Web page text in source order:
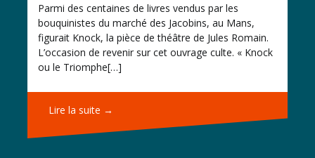
Parmi des centaines de livres vendus par les
bouquinistes du marché des Jacobins, au Mans,
figurait Knock, la pièce de théâtre de Jules Romain.
L’occasion de revenir sur cet ouvrage culte. « Knock
ou le Triomphe[…]
Lire la suite →